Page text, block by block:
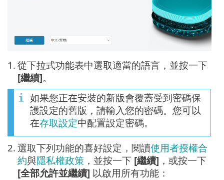
1. 從下拉式功能表中選取適當的語言，並按一下
[繼續]。
如果您正在安裝的新版會覆蓋受到密碼保
護設定的舊版，請輸入您的密碼。您可以
在存取設定中配置設定密碼。
2. 選取下列功能的喜好設定，閱讀使用者授權合
約與隱私權政策 ，並按一下 [繼續] ，或按一下
[全部允許並繼續] 以啟用所有功能：